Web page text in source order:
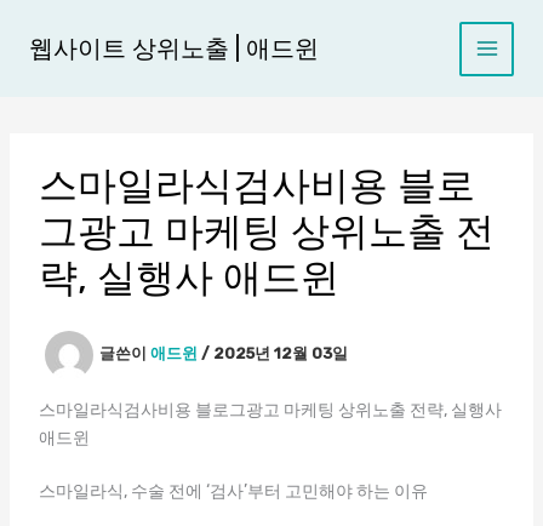
웹사이트 상위노출 | 애드윈
스마일라식검사비용 블로
그광고 마케팅 상위노출 전
략, 실행사 애드윈
글쓴이 애드윈 / 2025년 12월 03일
스마일라식검사비용 블로그광고 마케팅 상위노출 전략, 실행사
애드윈
스마일라식, 수술 전에 ‘검사’부터 고민해야 하는 이유